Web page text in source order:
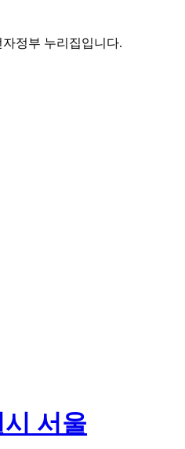
정부 누리집입니다.
시 서울